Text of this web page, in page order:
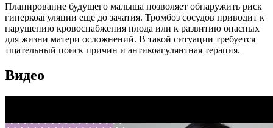
Планирование будущего малыша позволяет обнаружить риск
гиперкоагуляции еще до зачатия. Тромбоз сосудов приводит к
нарушению кровоснабжения плода или к развитию опасных
для жизни матери осложнений. В такой ситуации требуется
тщательный поиск причин и антикоагулянтная терапия.
Видео